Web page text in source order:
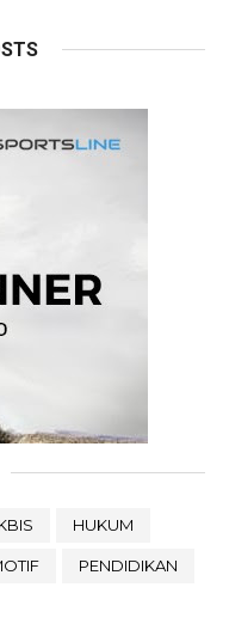
HUKUM
PENDIDIKAN